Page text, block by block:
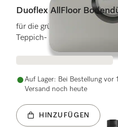
Duoflex AllFloor
für die gründliche und
Teppich- und Hartböden.
Auf Lager: Bei Bestellung vor
Versand noch heute
HINZUFÜGEN